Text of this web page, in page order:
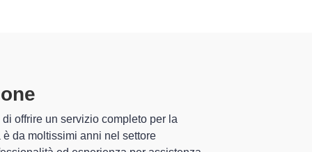
pluriennale nel territorio di Alta Val Tidone